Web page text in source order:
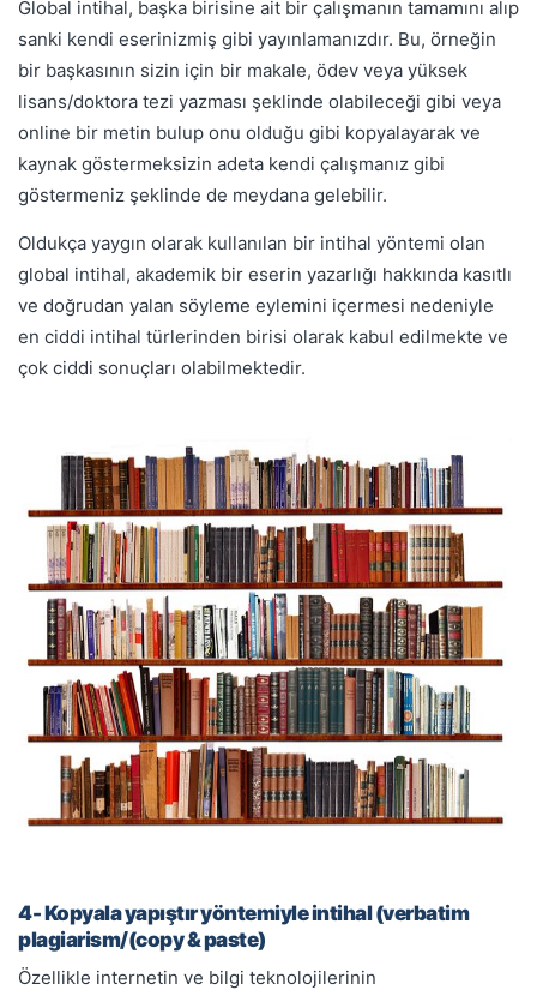
Global intihal, başka birisine ait bir çalışmanın tamamını alıp
sanki kendi eserinizmiş gibi yayınlamanızdır. Bu, örneğin
bir başkasının sizin için bir makale, ödev veya yüksek
lisans/doktora tezi yazması şeklinde olabileceği gibi veya
online bir metin bulup onu olduğu gibi kopyalayarak ve
kaynak göstermeksizin adeta kendi çalışmanız gibi
göstermeniz şeklinde de meydana gelebilir.
Oldukça yaygın olarak kullanılan bir intihal yöntemi olan
global intihal, akademik bir eserin yazarlığı hakkında kasıtlı
ve doğrudan yalan söyleme eylemini içermesi nedeniyle
en ciddi intihal türlerinden birisi olarak kabul edilmekte ve
çok ciddi sonuçları olabilmektedir.
4- Kopyala yapıştır yöntemiyle intihal (verbatim
plagiarism/(copy & paste)
Özellikle internetin ve bilgi teknolojilerinin